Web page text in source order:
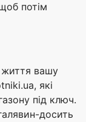
потім
життя вашу
які
під ключ.
досить